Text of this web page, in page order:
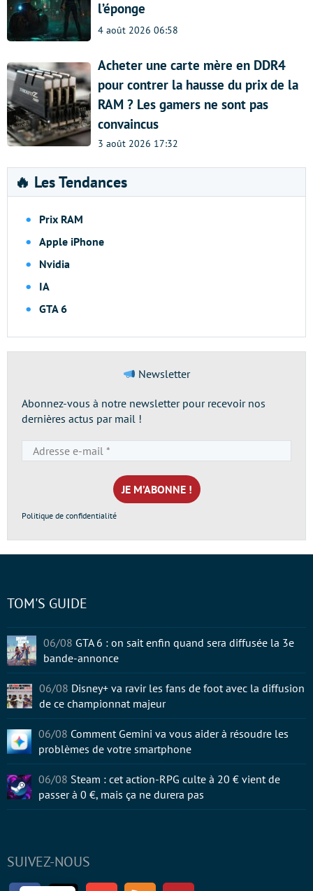
l’éponge
4 août 2026 06:58
Acheter une carte mère en DDR4
pour contrer la hausse du prix de la
RAM ? Les gamers ne sont pas
convaincus
3 août 2026 17:32
🔥 Les Tendances
Prix RAM
Apple iPhone
Nvidia
IA
GTA 6
Newsletter
Abonnez-vous à notre newsletter pour recevoir nos
dernières actus par mail !
e-
mail
*
Politique de confidentialité
SUIVEZ-NOUS
TOM'S GUIDE
06/08 GTA 6 : on sait enfin quand sera diffusée la 3e
bande-annonce
06/08 Disney+ va ravir les fans de foot avec la diffusion
de ce championnat majeur
06/08 Comment Gemini va vous aider à résoudre les
problèmes de votre smartphone
06/08 Steam : cet action-RPG culte à 20 € vient de
passer à 0 €, mais ça ne durera pas